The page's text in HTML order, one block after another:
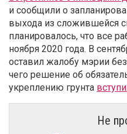
и сообщили о
выхода из сложившейся
планировалось, что все
ноября 2020 года. В
оставил жалобу мэрии
чего решение об
укреплению грунта
Не